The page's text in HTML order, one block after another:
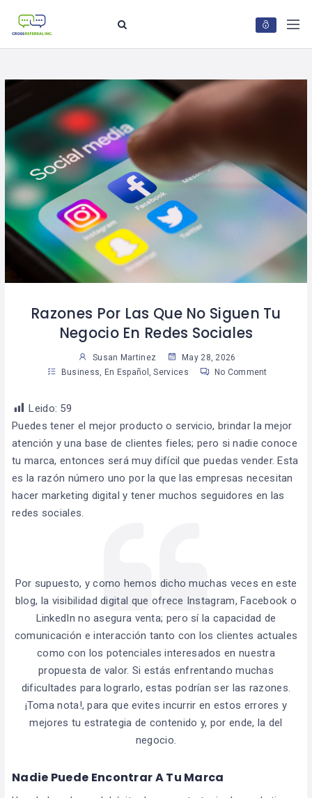
Razones Por Las Que No Siguen Tu
Negocio En Redes Sociales
Susan Martinez
May 28, 2026
Business
En Español ,Services No Comment
Leido: 59
Puedes tener el mejor producto o servicio, brindar la mejor
atención y una base de clientes fieles; pero si nadie conoce
tu marca, entonces será muy difícil que puedas vender. Esta
es la razón número uno por la que las empresas necesitan
hacer marketing digital y tener muchos seguidores en las
redes sociales.
Por supuesto, y como hemos dicho muchas veces en este
blog, la visibilidad digital que ofrece Instagram, Facebook o
LinkedIn no asegura venta; pero sí la capacidad de
comunicación e interacción tanto con los clientes actuales
como con los potenciales interesados en nuestra
propuesta de valor. Si estás enfrentando muchas
dificultades para lograrlo, estas podrían ser las razones.
¡Toma nota!, para que evites incurrir en estos errores y
mejores tu estrategia de contenido y, por ende, la del
negocio.
Nadie Puede Encontrar A Tu Marca